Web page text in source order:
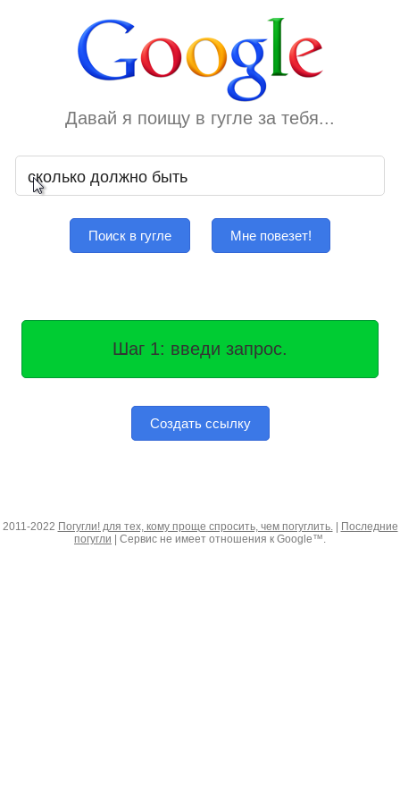
Давай я поищу в гугле за тебя...
Поиск в гугле Мне повезет!
Шаг 1: введи запрос.
Создать ссылку
2011-2022 Погугли! для тех, кому проще спросить, чем погуглить.|
Последние
погугли | Сервис не имеет отношения к Google™.